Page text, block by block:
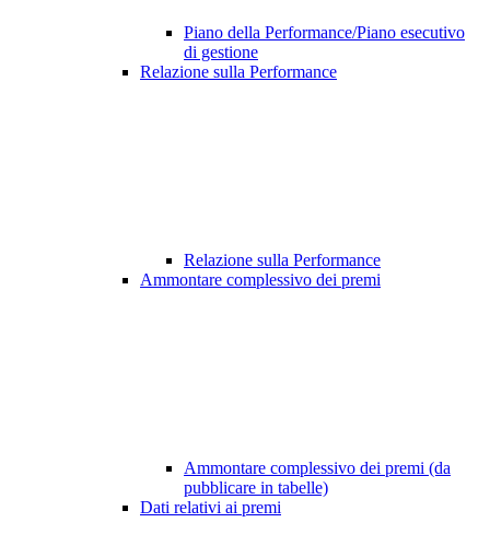
Piano della Performance/Piano esecutivo
di gestione
Relazione sulla Performance
Relazione sulla Performance
Ammontare complessivo dei premi
Ammontare complessivo dei premi (da
pubblicare in tabelle)
Dati relativi ai premi